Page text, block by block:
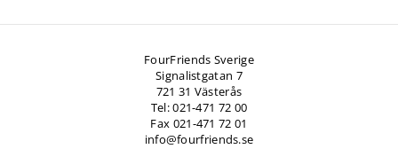
FourFriends Sverige
Signalistgatan 7
721 31 Västerås
Tel: 021-471 72 00
Fax 021-471 72 01
info@fourfriends.se